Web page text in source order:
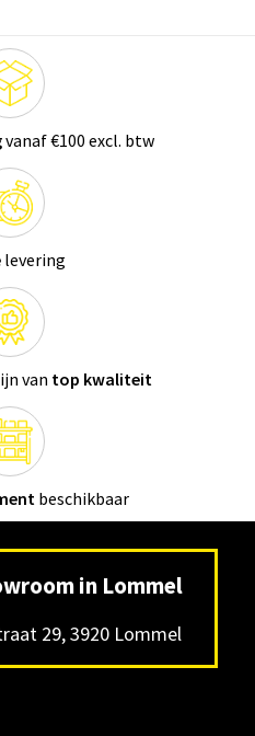
vanaf €100 excl. btw
levering
van top kwaliteit
beschikbaar
in Lommel
29, 3920 Lommel